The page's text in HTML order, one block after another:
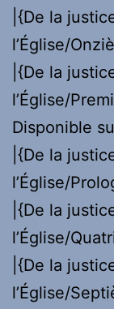
|{De la
l’Église/
|{De la
l’Église/
Disponible
|{De la
l’Église/
|{De la
l’Église/
|{De la
l’Église/